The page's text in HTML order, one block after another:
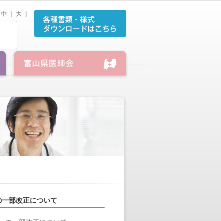
中 大
一部改正について